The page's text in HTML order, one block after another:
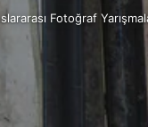
Fotoğraf